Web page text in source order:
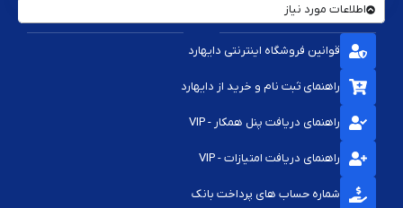
اطلاعات مورد نیاز
قوانین فروشگاه اینترنتی دایهارد
راهنمای ثبت نام و خرید از دایهارد
راهنمای دریافت پنل همکار - VIP
راهنمای دریافت امتیازات - VIP
شماره حساب های پرداخت بانک